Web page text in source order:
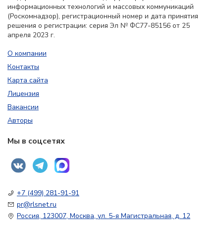
информационных технологий и массовых коммуникаций
(Роскомнадзор), регистрационный номер и дата принятия
решения о регистрации: серия Эл № ФС77-85156 от 25
апреля 2023 г.
О компании
Контакты
Карта сайта
Лицензия
Вакансии
Авторы
Мы в соцсетях
+7 (499) 281-91-91
pr@rlsnet.ru
Россия, 123007, Москва, ул. 5-я Магистральная, д. 12